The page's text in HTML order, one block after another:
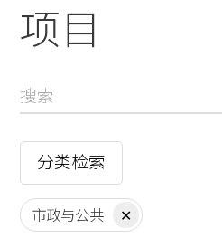
项目
分类检索
市政与公共 ✕